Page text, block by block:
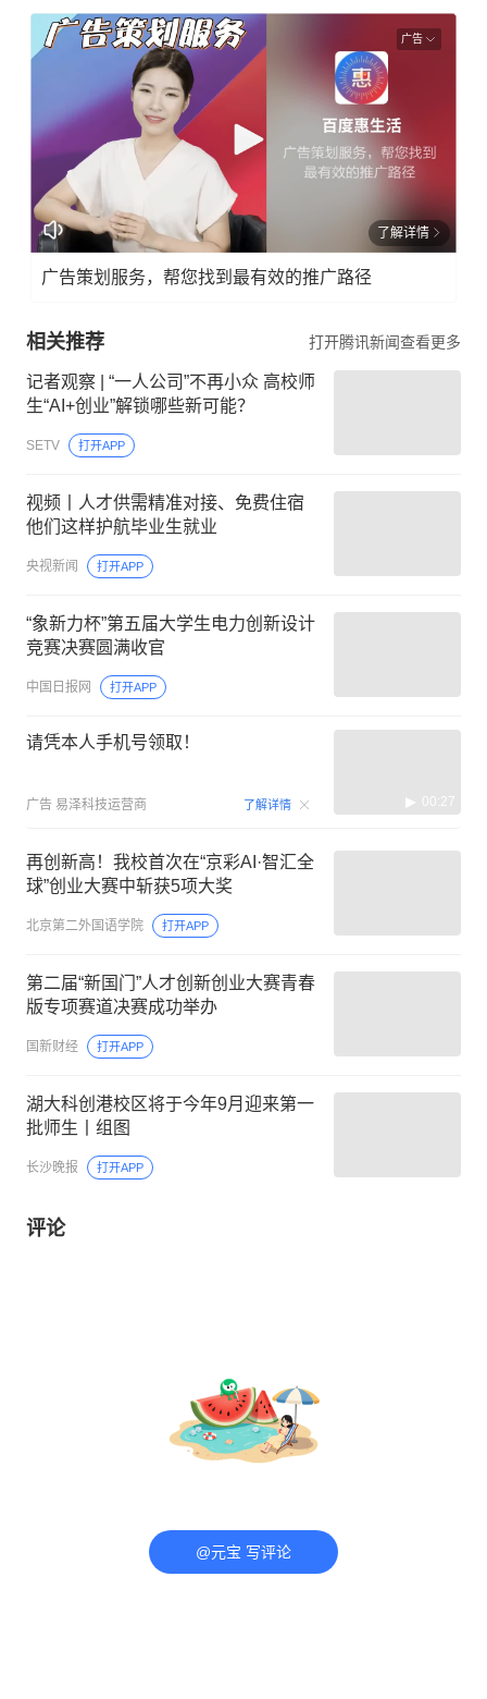
广告
了解详情
广告策划服务，帮您找到最有效的推广路径
相关推荐 打开腾讯新闻查看更多
记者观察 | “一人公司”不再小众 高校师
生“AI+创业”解锁哪些新可能？
SETV 打开APP
视频丨人才供需精准对接、免费住宿
他们这样护航毕业生就业
央视新闻 打开APP
“象新力杯”第五届大学生电力创新设计
竞赛决赛圆满收官
中国日报网 打开APP
请凭本人手机号领取！
广告 易泽科技运营商 了解详情 00:27
再创新高！我校首次在“京彩AI·智汇全
球”创业大赛中斩获5项大奖
北京第二外国语学院 打开APP
第二届“新国门”人才创新创业大赛青春
版专项赛道决赛成功举办
国新财经 打开APP
湖大科创港校区将于今年9月迎来第一
批师生丨组图
长沙晚报 打开APP
评论
@元宝 写评论